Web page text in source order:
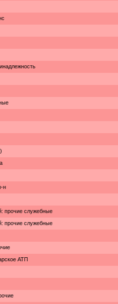
н
прочие служебные
прочие служебные
АТП